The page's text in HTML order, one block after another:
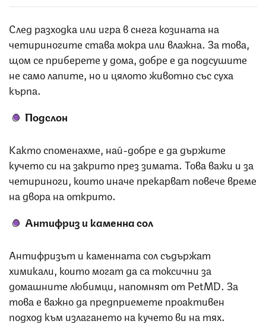
След разходка или игра в снега козината на
четириногите става мокра или влажна. За това,
щом се приберете у дома, добре е да подсушите
не само лапите, но и цялото животно със суха
кърпа.
Подслон
Както споменахме, най-добре е да държите
кучето си на закрито през зимата. Това важи и за
четириноги, които иначе прекарват повече време
на двора на открито.
Антифриз и каменна сол
Антифризът и каменната сол съдържат
химикали, които могат да са токсични за
домашните любимци, напомнят от PetMD. За
това е важно да предприемете проактивен
подход към излагането на кучето ви на тях.